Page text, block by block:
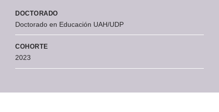
DOCTORADO
Doctorado en Educación UAH/UDP
COHORTE
2023